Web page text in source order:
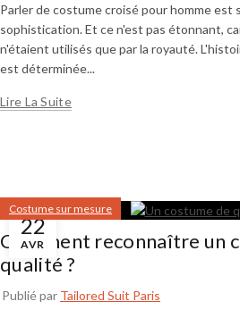
Parler de costume croisé pour homme est
sophistication. Et ce n'est pas étonnant,
n'étaient utilisés que par la royauté.
est déterminée...
Lire La Suite
22
AVR
Costume sur mesure
Comment reconnaître un
qualité ?
Publié par Tailored Suit Paris